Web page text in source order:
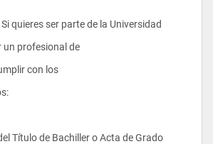
					Si quieres ser parte de la Universidad
un profesional de
con los
Título de Bachiller o Acta de Grado